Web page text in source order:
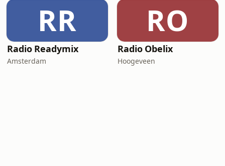
RR
Radio Readymix
Amsterdam
RO
Radio Obelix
Hoogeveen